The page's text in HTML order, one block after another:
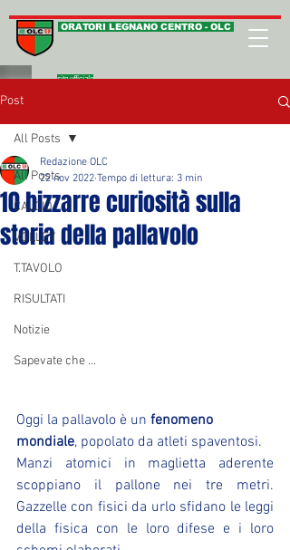
ORATORI LEGNANO CENTRO - OLC
sito ufficiale
Post
All Posts
CALCIO
VOLLEY
T.TAVOLO
RISULTATI
Notizie
Sapevate che ...
All Posts
10 bizzarre curiosità sulla
storia della pallavolo
Redazione OLC
22 nov 2022 Tempo di lettura: 3 min
Oggi la pallavolo è un fenomeno
mondiale, popolato da atleti spaventosi.
Manzi atomici in maglietta aderente
scoppiano il pallone nei tre metri.
Gazzelle con fisici da urlo sfidano le leggi
della fisica con le loro difese e i loro